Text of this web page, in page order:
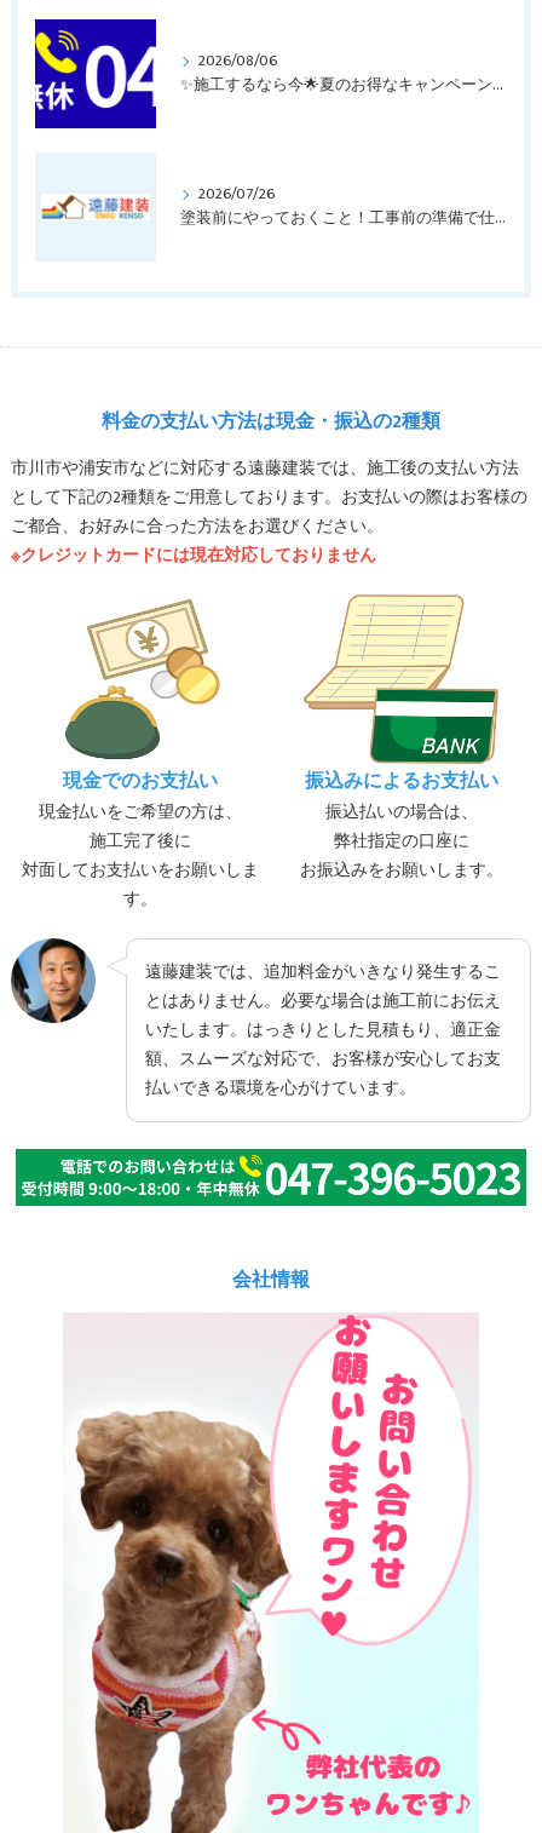
2026/08/06
✨施工するなら今🌟夏のお得なキャンペーン実施中！
2026/07/26
塗装前にやっておくこと！工事前の準備で仕上がりが変わる理由をプロが解説
料金の支払い方法は現金・振込の2種類
市川市や浦安市などに対応する遠藤建装では、施工後の支払い方法
として下記の2種類をご用意しております。お支払いの際はお客様の
ご都合、お好みに合った方法をお選びください。
※クレジットカードには現在対応しておりません
現金でのお支払い
現金払いをご希望の方は、
施工完了後に
対面してお支払いをお願いしま
す。
振込みによるお支払い
振込払いの場合は、
弊社指定の口座に
お振込みをお願いします。
遠藤建装では、追加料金がいきなり発生するこ
とはありません。必要な場合は施工前にお伝え
いたします。はっきりとした見積もり、適正金
額、スムーズな対応で、お客様が安心してお支
払いできる環境を心がけています。
会社情報